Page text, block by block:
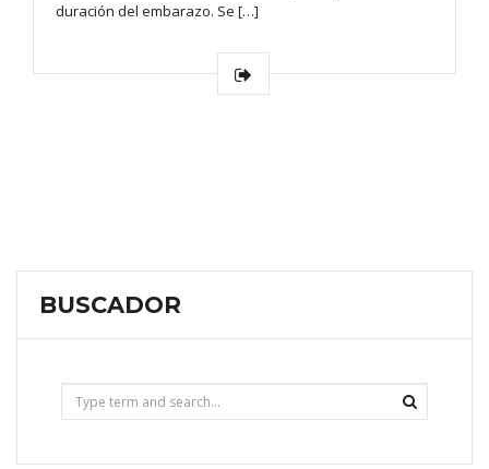
duración del embarazo. Se […]
BUSCADOR